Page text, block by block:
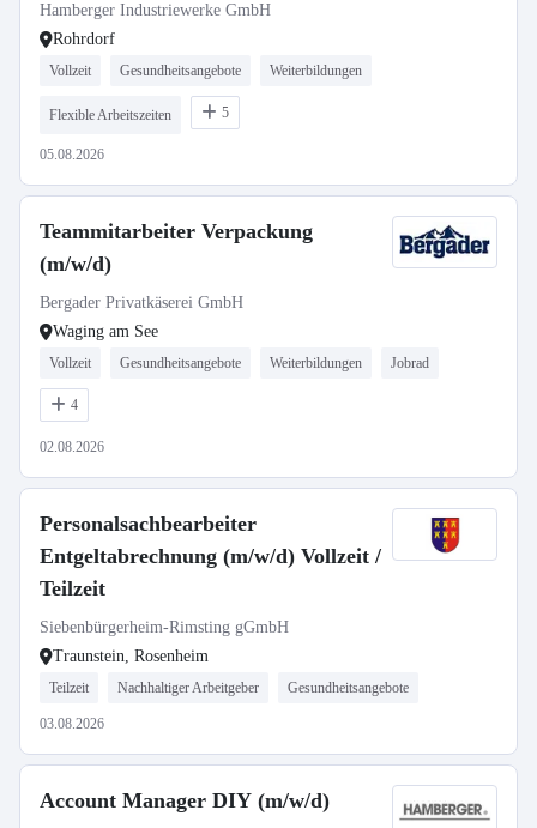
Hamberger Industriewerke GmbH
Rohrdorf
Vollzeit Gesundheitsangebote Weiterbildungen
Flexible Arbeitszeiten 5
05.08.2026
Teammitarbeiter Verpackung
(m/w/d)
Bergader Privatkäserei GmbH
Waging am See
Vollzeit Gesundheitsangebote Weiterbildungen Jobrad
4
02.08.2026
Personalsachbearbeiter
Entgeltabrechnung (m/w/d) Vollzeit /
Teilzeit
Siebenbürgerheim-Rimsting gGmbH
Traunstein, Rosenheim
Teilzeit Nachhaltiger Arbeitgeber Gesundheitsangebote
03.08.2026
Account Manager DIY (m/w/d)